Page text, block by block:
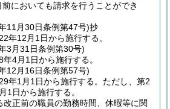
においても請求を行うことができ
11月30日条例第47号)抄
年12月1日から施行する。
3月31日条例第30号)
4月1日から施行する。
12月16日条例第57号)
年1月1日から施行する。 ただし、第2
1日から施行する。
改正前の職員の勤務時間、休暇等に関